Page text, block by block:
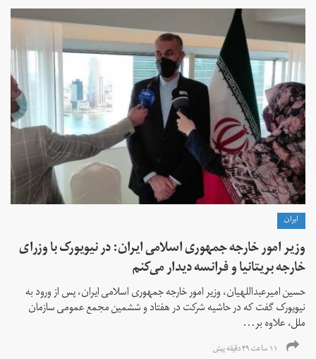
ايران
وزیر امور خارجه جمهوری اسلامی ایران: در نیویورک با وزرای
خارجه بریتانیا و فرانسه دیدار می‌کنم
حسین امیرعبداللهیان، وزیر امور خارجه جمهوری اسلامی ایران، پس از ورود به
نیویورک گفت که در حاشیه شرکت در هفتاد و ششمین مجمع عمومی سازمان
ملل، علاوه بر...
۱۱ ساعت ۴۹ دقیقه پیش